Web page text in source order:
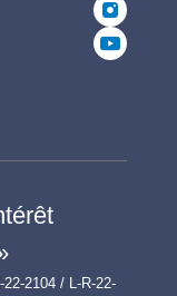
2104 / L-R-22-